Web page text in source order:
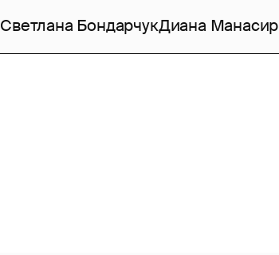
Светлана БондарчукДиана Манасир